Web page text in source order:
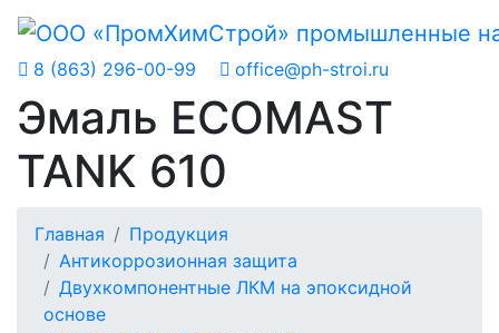
8 (863) 296-00-99 office@ph-stroi.ru
Эмаль ECOMAST
TANK 610
Главная
Продукция
Антикоррозионная защита
Двухкомпонентные ЛКМ на эпоксидной
основе